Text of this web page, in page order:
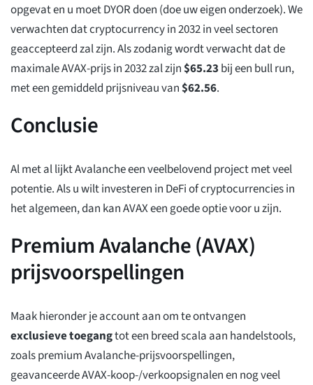
opgevat en u moet DYOR doen (doe uw eigen onderzoek). We
verwachten dat cryptocurrency in 2032 in veel sectoren
geaccepteerd zal zijn. Als zodanig wordt verwacht dat de
maximale AVAX-prijs in 2032 zal zijn$65.23 bij een bull run,
met een gemiddeld prijsniveau van$62.56.
Conclusie
Al met al lijkt Avalanche een veelbelovend project met veel
potentie. Als u wilt investeren in DeFi of cryptocurrencies in
het algemeen, dan kan AVAX een goede optie voor u zijn.
Premium Avalanche (AVAX)
prijsvoorspellingen
Maak hieronder je account aan om te ontvangen
exclusieve toegangtot een breed scala aan handelstools,
zoals premium Avalanche-prijsvoorspellingen,
geavanceerde AVAX-koop-/verkoopsignalen en nog veel